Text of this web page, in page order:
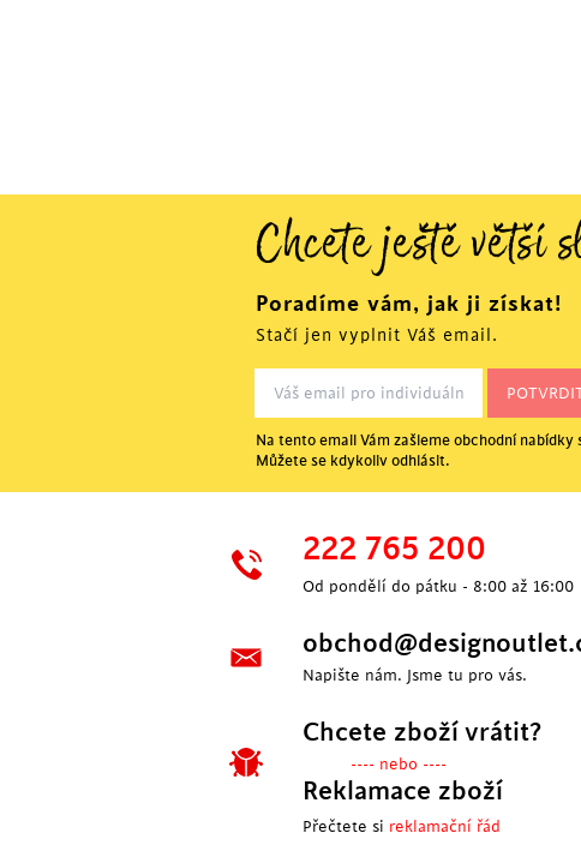
Chcete ještě větší
Poradíme vám, jak ji získat!
Stačí jen vyplnit Váš email.
Na tento email Vám zašleme obchodní
Můžete se kdykoliv odhlásit.
222 765 200
Od pondělí do pátku - 8:00 až 16:00
Napište nám. Jsme tu pro vás.
Chcete zboží vrátit?
---- nebo ----
Reklamace zboží
Přečtete si reklamační řád